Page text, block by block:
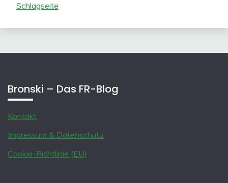
Schlagseite
Bronski – Das FR-Blog
Kontakt
Impressum & Datenschutz
Cookie-Richtlinie (EU)